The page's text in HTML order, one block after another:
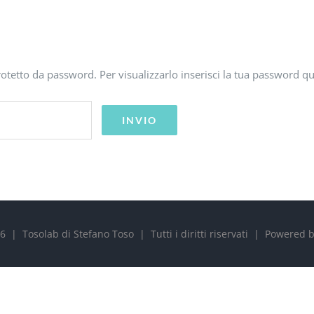
da password. Per visualizzarlo inserisci la tua password
| Tosolab di Stefano Toso | Tutti i diritti riservati | Powered